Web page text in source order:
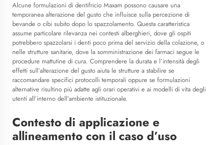
Alcune formulazioni di dentifricio Maxam possono causare una
temporanea alterazione del gusto che influisce sulla percezione di
bevande o cibi subito dopo lo spazzolamento. Questa caratteristica
assume particolare rilevanza nei contesti alberghieri, dove gli ospiti
potrebbero spazzolarsi i denti poco prima del servizio della colazione, o
nelle strutture sanitarie, dove la somministrazione dei farmaci segue le
procedure mattutine di cura. Comprendere la durata e l’intensità degli
effetti sull’alterazione del gusto aiuta le strutture a stabilire se
raccomandare specifici protocolli temporali oppure se formulazioni
alternative risultino più adatte agli orari operativi e ai modelli di vita degli
utenti all’interno dell’ambiente istituzionale.
Contesto di applicazione e
allineamento con il caso d’uso